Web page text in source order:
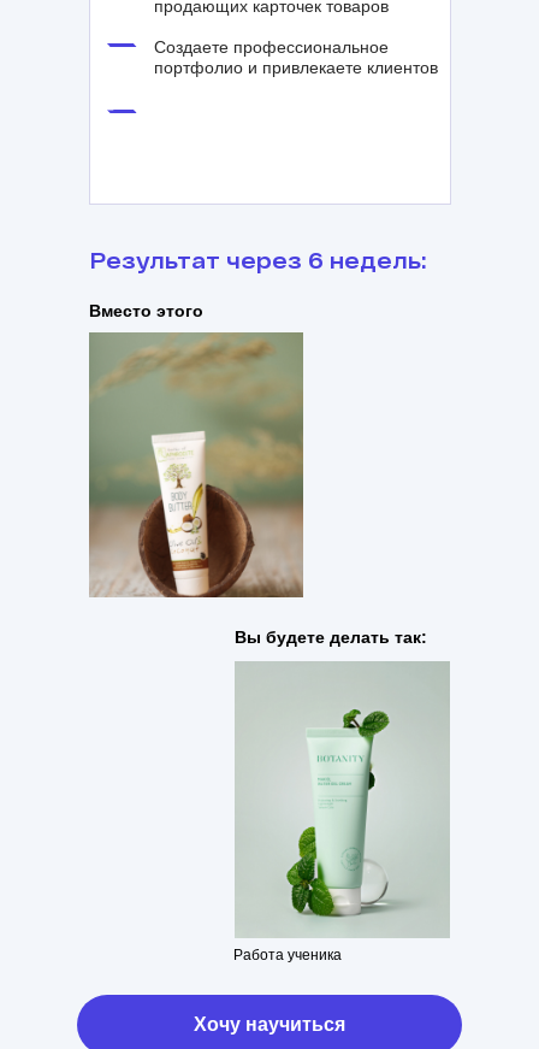
Результат через 6 недель:
Работа ученика
Вы будете делать так:
Вместо этого
продающих карточек товаров
Создаете профессиональное
портфолио и привлекаете клиентов
Хочу научиться